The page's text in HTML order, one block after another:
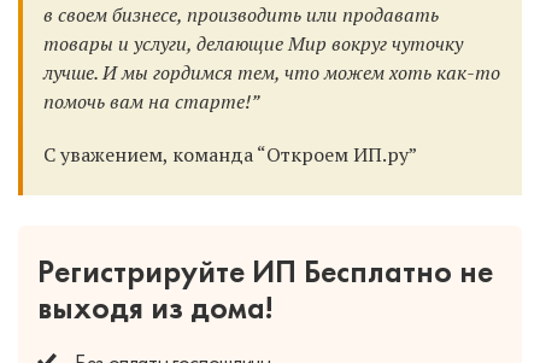
в своем бизнесе, производить или продавать
товары и услуги, делающие Мир вокруг чуточку
лучше. И мы гордимся тем, что можем хоть как-то
помочь вам на старте!”
С уважением, команда “Откроем ИП.ру”
Регистрируйте ИП Бесплатно не
выходя из дома!